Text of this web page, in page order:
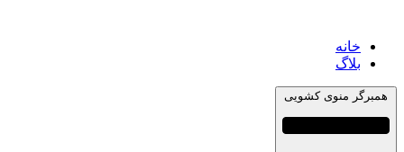
خانه
بلاگ
همبرگر منوی کشویی